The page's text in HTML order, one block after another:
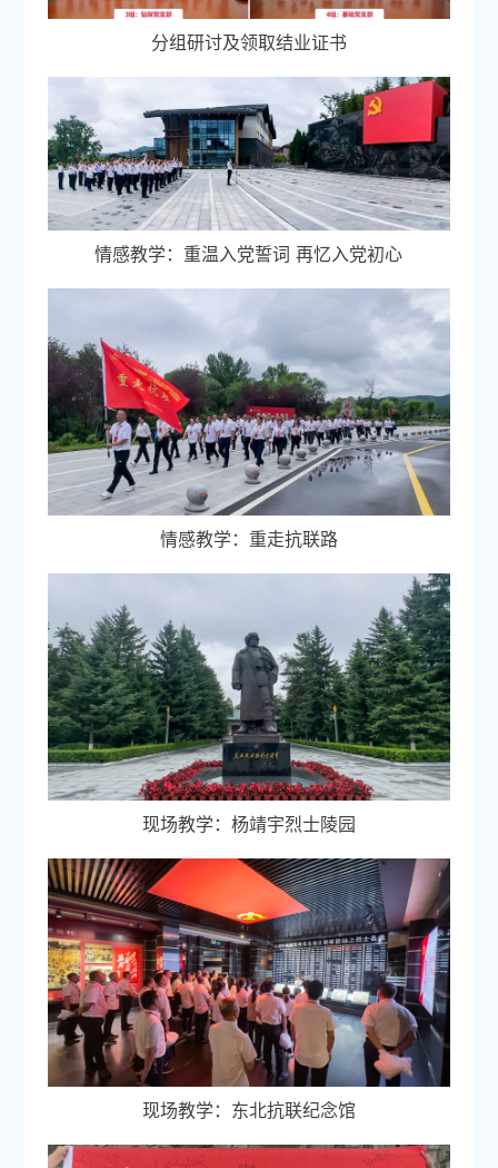
分组研讨及领取结业证书
情感教学：重温入党誓词 再忆入党初心
情感教学：重走抗联路
现场教学：杨靖宇烈士陵园
现场教学：东北抗联纪念馆